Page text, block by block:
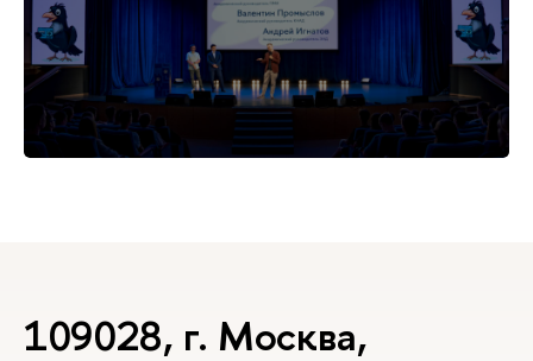
109028, г. Москва,